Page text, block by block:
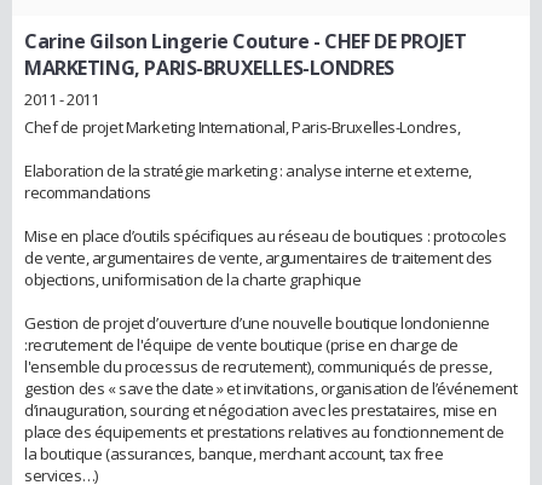
Carine Gilson Lingerie Couture - CHEF DE PROJET
MARKETING, PARIS-BRUXELLES-LONDRES
2011 - 2011
Chef de projet Marketing International, Paris-Bruxelles-Londres,
Elaboration de la stratégie marketing : analyse interne et externe,
recommandations
Mise en place d’outils spécifiques au réseau de boutiques : protocoles
de vente, argumentaires de vente, argumentaires de traitement des
objections, uniformisation de la charte graphique
Gestion de projet d’ouverture d’une nouvelle boutique londonienne
:recrutement de l'équipe de vente boutique (prise en charge de
l'ensemble du processus de recrutement), communiqués de presse,
gestion des « save the date » et invitations, organisation de l’événement
d’inauguration, sourcing et négociation avec les prestataires, mise en
place des équipements et prestations relatives au fonctionnement de
la boutique (assurances, banque, merchant account, tax free
services…)